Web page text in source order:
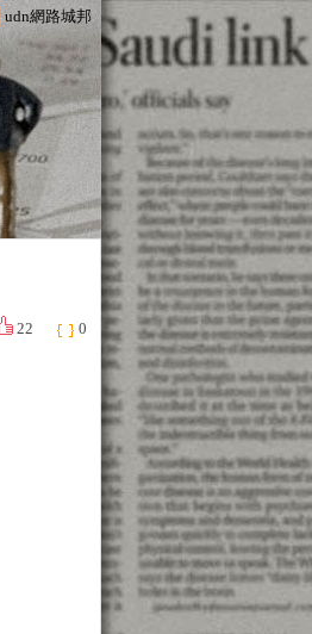
udn網路城邦
22 0